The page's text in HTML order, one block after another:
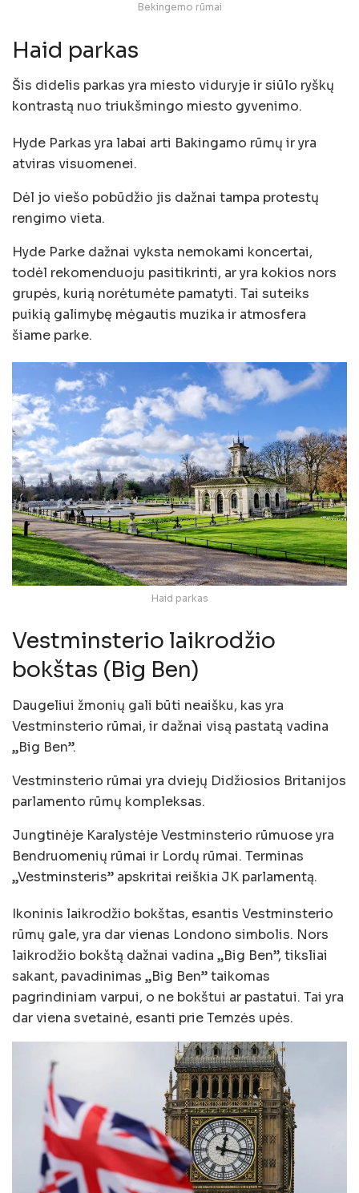
Bekingemo rūmai
Haid parkas
Šis didelis parkas yra miesto viduryje ir siūlo ryškų
kontrastą nuo triukšmingo miesto gyvenimo.
Hyde Parkas yra labai arti Bakingamo rūmų ir yra
atviras visuomenei.
Dėl jo viešo pobūdžio jis dažnai tampa protestų
rengimo vieta.
Hyde Parke dažnai vyksta nemokami koncertai,
todėl rekomenduoju pasitikrinti, ar yra kokios nors
grupės, kurią norėtumėte pamatyti. Tai suteiks
puikią galimybę mėgautis muzika ir atmosfera
šiame parke.
Haid parkas
Vestminsterio laikrodžio
bokštas (Big Ben)
Daugeliui žmonių gali būti neaišku, kas yra
Vestminsterio rūmai, ir dažnai visą pastatą vadina
„Big Ben”.
Vestminsterio rūmai yra dviejų Didžiosios Britanijos
parlamento rūmų kompleksas.
Jungtinėje Karalystėje Vestminsterio rūmuose yra
Bendruomenių rūmai ir Lordų rūmai. Terminas
„Vestminsteris” apskritai reiškia JK parlamentą.
Ikoninis laikrodžio bokštas, esantis Vestminsterio
rūmų gale, yra dar vienas Londono simbolis. Nors
laikrodžio bokštą dažnai vadina „Big Ben”, tiksliai
sakant, pavadinimas „Big Ben” taikomas
pagrindiniam varpui, o ne bokštui ar pastatui. Tai yra
dar viena svetainė, esanti prie Temzės upės.